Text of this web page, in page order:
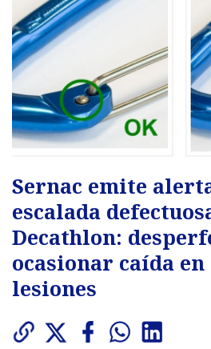
Sernac emite
escalada
Decathlon:
ocasionar caída
lesiones